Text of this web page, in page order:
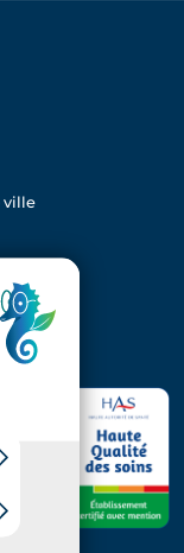
20 00
ville
Instagram